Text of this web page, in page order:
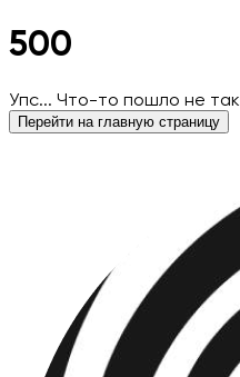
500
Упс... Что-то пошло не так
Перейти на главную страницу